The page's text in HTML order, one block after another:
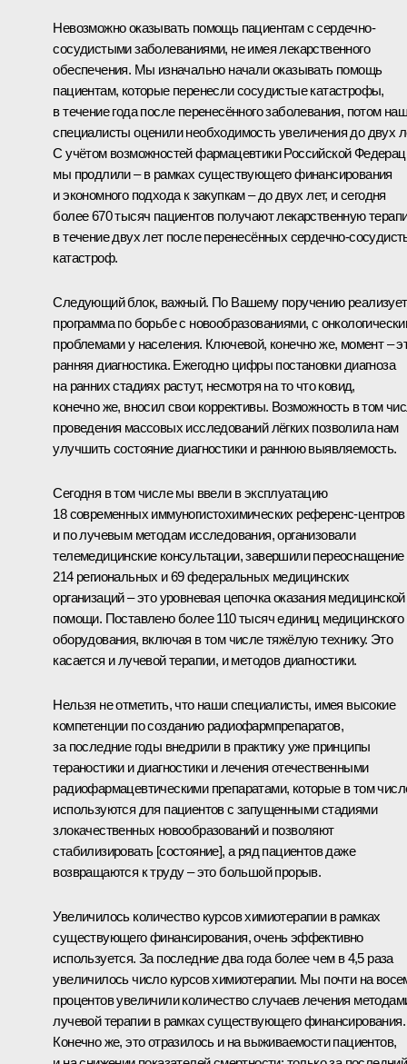
Невозможно оказывать помощь пациентам с сердечно-
сосудистыми заболеваниями, не имея лекарственного
обеспечения. Мы изначально начали оказывать помощь
пациентам, которые перенесли сосудистые катастрофы,
в течение года после перенесённого заболевания, потом
специалисты оценили необходимость увеличения до двух
С учётом возможностей фармацевтики Российской
мы продлили – в рамках существующего финансирования
и экономного подхода к закупкам – до двух лет, и сегодня
более 670 тысяч пациентов получают лекарственную
в течение двух лет после перенесённых сердечно-
катастроф.
Следующий блок, важный. По Вашему поручению
программа по борьбе с новообразованиями, с
проблемами у населения. Ключевой, конечно же, момент –
ранняя диагностика. Ежегодно цифры постановки диагноза
на ранних стадиях растут, несмотря на то что ковид,
конечно же, вносил свои коррективы. Возможность в том
проведения массовых исследований лёгких позволила нам
улучшить состояние диагностики и раннюю выявляемость.
Сегодня в том числе мы ввели в эксплуатацию
18 современных иммуногистохимических референс-центров
и по лучевым методам исследования, организовали
телемедицинские консультации, завершили переоснащение
214 региональных и 69 федеральных медицинских
организаций – это уровневая цепочка оказания медицинской
помощи. Поставлено более 110 тысяч единиц медицинского
оборудования, включая в том числе тяжёлую технику. Это
касается и лучевой терапии, и методов диагностики.
Нельзя не отметить, что наши специалисты, имея высокие
компетенции по созданию радиофармпрепаратов,
за последние годы внедрили в практику уже принципы
тераностики и диагностики и лечения отечественными
радиофармацевтическими препаратами, которые в том
используются для пациентов с запущенными стадиями
злокачественных новообразований и позволяют
стабилизировать [состояние], а ряд пациентов даже
возвращаются к труду – это большой прорыв.
Увеличилось количество курсов химиотерапии в рамках
существующего финансирования, очень эффективно
используется. За последние два года более чем в 4,5 раза
увеличилось число курсов химиотерапии. Мы почти на
процентов увеличили количество случаев лечения
лучевой терапии в рамках существующего финансирования.
Конечно же, это отразилось и на выживаемости пациентов,